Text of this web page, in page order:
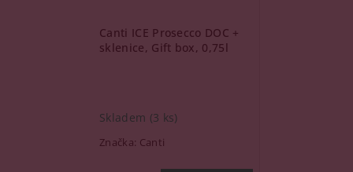
Canti ICE Prosecco DOC +
sklenice, Gift box, 0,75l
Skladem (3 ks)
Značka: Canti